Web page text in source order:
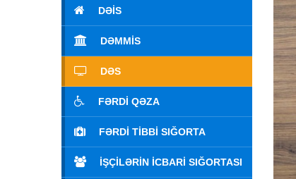
DƏİS
DƏMMİS
DƏS
FƏRDI QƏZA
FƏRDI TIBBI SIĞORTA
İŞÇILƏRIN İCBARI SIĞORTASI